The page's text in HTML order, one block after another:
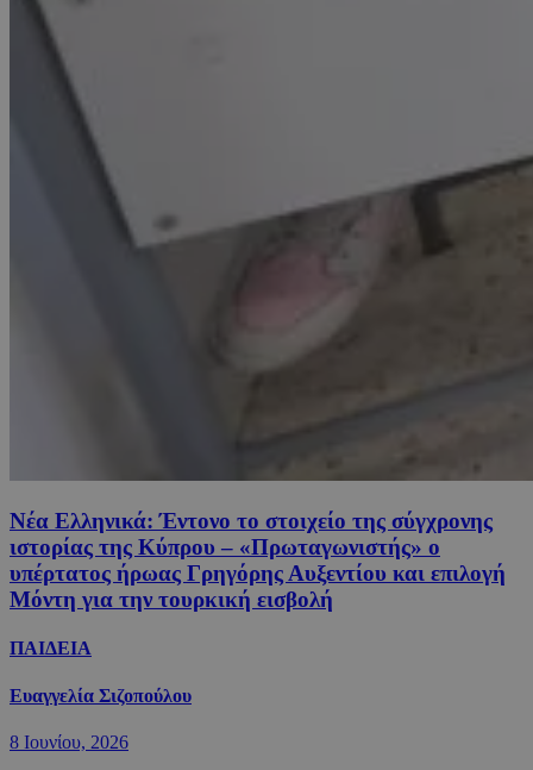
Νέα Ελληνικά: Έντονο το στοιχείο της σύγχρονης
ιστορίας της Κύπρου – «Πρωταγωνιστής» ο
υπέρτατος ήρωας Γρηγόρης Αυξεντίου και επιλογή
Μόντη για την τουρκική εισβολή
ΠΑΙΔΕΙΑ
Ευαγγελία Σιζοπούλου
8 Ιουνίου, 2026